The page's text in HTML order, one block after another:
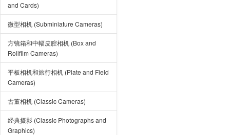
and Cards)
微型相机 (Subminiature Cameras)
方镜箱和中幅皮腔相机 (Box and
Rollfilm Cameras)
平板相机和旅行相机 (Plate and Field
Cameras)
古董相机 (Classic Cameras)
经典摄影 (Classic Photographs and
Graphics)